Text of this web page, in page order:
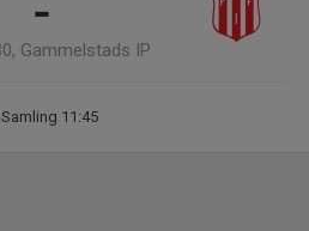
-
Gammelstads IP
Samling 11:45